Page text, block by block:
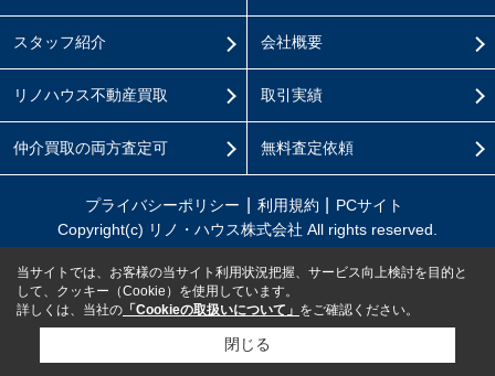
スタッフ紹介
リノハウス不動産買取
仲介買取の両方査定可
会社概要
取引実績
無料査定依頼
プライバシーポリシー 利用規約
PCサイト
Copyright(c) リノ・ハウス株式会社 All rights reserved.
当サイトでは、お客様の当サイト利用状況把握、サービス向上検討を目的と
して、クッキー（Cookie）を使用しています。
詳しくは、当社の 「Cookieの取扱いについて」 をご確認ください。
閉じる